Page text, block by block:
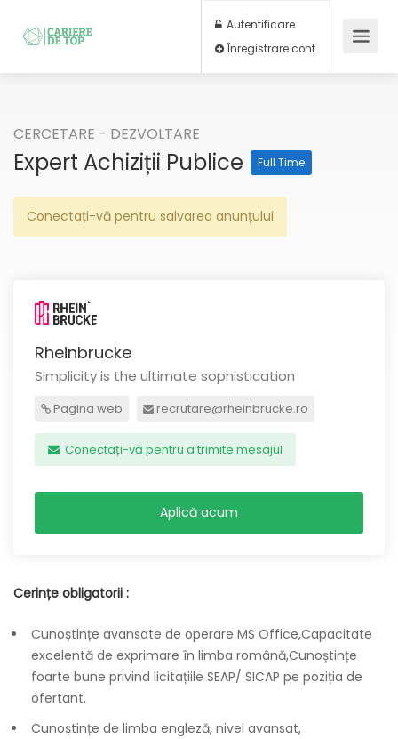
Autentificare
Înregistrare cont
CERCETARE - DEZVOLTARE
Expert Achiziții Publice Full Time
Conectați-vă pentru salvarea anunțului
Rheinbrucke
Simplicity is the ultimate sophistication
Pagina web recrutare@rheinbrucke.ro
Conectați-vă pentru a trimite mesajul
Aplică acum
Cerințe obligatorii :
Cunoștințe avansate de operare MS Office,Capacitate
excelentă de exprimare în limba română,Cunoștințe
foarte bune privind licitațiile SEAP/ SICAP pe poziția de
ofertant,
Cunoștințe de limba engleză, nivel avansat,